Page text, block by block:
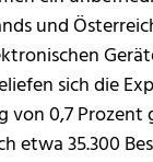
und
sich die
von 0,7
etwa 35.300